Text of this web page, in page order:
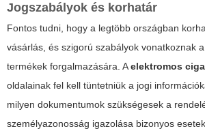
Jogszabályok és korhatár
Fontos tudni, hogy a legtöbb országban
vásárlás, és szigorú szabályok vonatkoznak
termékek forgalmazására. Aelektromos
oldalainak fel kell tüntetniük a jogi
milyen dokumentumok szükségesek a
személyazonosság igazolása bizonyos